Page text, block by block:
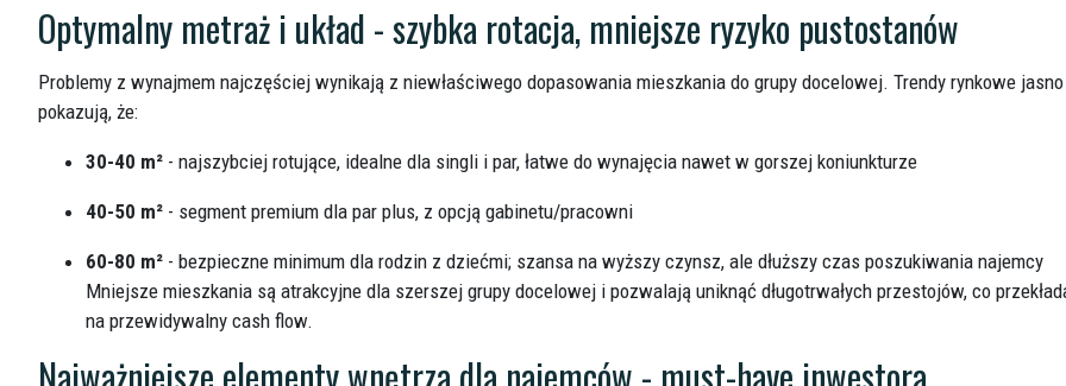
Optymalny metraż i układ - szybka rotacja, mniejsze ryzyko pustostanów
Problemy z wynajmem najczęściej wynikają z niewłaściwego dopasowania mieszkania do grupy docelowej. Trendy rynkowe jasno
pokazują, że:
30-40 m² - najszybciej rotujące, idealne dla singli i par, łatwe do wynajęcia nawet w gorszej koniunkturze
40-50 m² - segment premium dla par plus, z opcją gabinetu/pracowni
60-80 m² - bezpieczne minimum dla rodzin z dziećmi; szansa na wyższy czynsz, ale dłuższy czas poszukiwania najemcy
Mniejsze mieszkania są atrakcyjne dla szerszej grupy docelowej i pozwalają uniknąć długotrwałych przestojów, co
na przewidywalny cash flow.